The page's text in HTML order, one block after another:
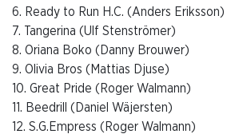
6. Ready to Run H.C. (Anders Eriksson)
7. Tangerina (Ulf Stenströmer)
8. Oriana Boko (Danny Brouwer)
9. Olivia Bros (Mattias Djuse)
10. Great Pride (Roger Walmann)
11. Beedrill (Daniel Wäjersten)
12. S.G.Empress (Roger Walmann)